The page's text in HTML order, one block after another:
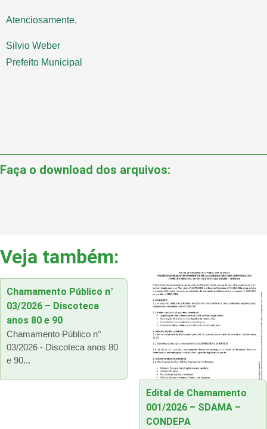
Atenciosamente,
Silvio Weber
Prefeito Municipal
Faça o download dos arquivos:
Veja também:
Chamamento Público n°
03/2026 – Discoteca
anos 80 e 90
Chamamento Público n°
03/2026 - Discoteca anos 80
e 90...
Edital de Chamamento
001/2026 – SDAMA –
CONDEPA